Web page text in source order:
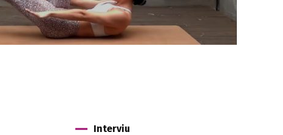
Interviu